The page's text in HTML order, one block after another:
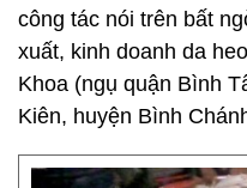
công tác nói trên bất
xuất, kinh doanh da
Khoa (ngụ quận Bình
Kiên, huyện Bình